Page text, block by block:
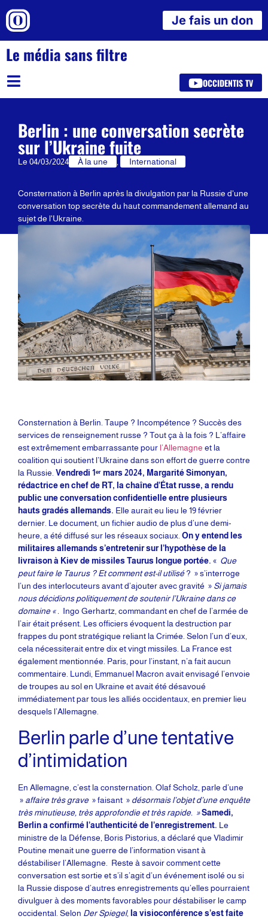
Je fais un don
Le média sans filtre
OCCIDENTIS TV
Berlin : une conversation secrète
sur l’Ukraine fuite
Le 04/03/2024 À la une International
Consternation à Berlin après la divulgation par la Russie d'une
conversation top secrète du haut commandement allemand au
sujet de l'Ukraine.
Consternation à Berlin. Taupe ? Incompétence ? Succès des
services de renseignement russe ? Tout ça à la fois ? L’affaire
est extrêmement embarrassante pour l’Allemagne et la
coalition qui soutient l’Ukraine dans son effort de guerre contre
la Russie. Vendredi 1ᵉʳ mars 2024, Margarité Simonyan,
rédactrice en chef de RT, la chaîne d’État russe, a rendu
public une conversation confidentielle entre plusieurs
hauts gradés allemands. Elle aurait eu lieu le 19 février
dernier. Le document, un fichier audio de plus d’une demi-
heure, a été diffusé sur les réseaux sociaux. On y entend les
militaires allemands s’entretenir sur l’hypothèse de la
livraison à Kiev de missiles Taurus longue portée. « Que
peut faire le Taurus ? Et comment est-il utilisé? » s’interroge
l’un des interlocuteurs avant d’ajouter avec gravité » Si jamais
nous décidions politiquement de soutenir l’Ukraine dans ce
domaine « . Ingo Gerhartz, commandant en chef de l’armée de
l’air était présent. Les officiers évoquent la destruction par
frappes du pont stratégique reliant la Crimée. Selon l’un d’eux,
cela nécessiterait entre dix et vingt missiles. La France est
également mentionnée. Paris, pour l’instant, n’a fait aucun
commentaire. Lundi, Emmanuel Macron avait envisagé l’envoie
de troupes au sol en Ukraine et avait été désavoué
immédiatement par tous les alliés occidentaux, en premier lieu
desquels l’Allemagne.
Berlin parle d’une tentative
d’intimidation
En Allemagne, c’est la consternation. Olaf Scholz, parle d’une
» affaire très grave » faisant » désormais l’objet d’une enquête
très minutieuse, très approfondie et très rapide. »Samedi,
Berlin a confirmé l’authenticité de l’enregistrement. Le
ministre de la Défense, Boris Pistorius, a déclaré que Vladimir
Poutine menait une guerre de l’information visant à
déstabiliser l’Allemagne. Reste à savoir comment cette
conversation est sortie et s’il s’agit d’un événement isolé ou si
la Russie dispose d’autres enregistrements qu’elles pourraient
divulguer à des moments favorables pour déstabiliser le camp
occidental. Selon Der Spiegel, la visioconférence s’est faite